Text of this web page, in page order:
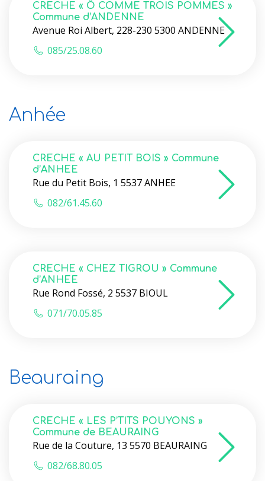
CRECHE « Ô COMME TROIS POMMES »
Commune d’ANDENNE
Avenue Roi Albert, 228-230 5300 ANDENNE
085/25.08.60
Anhée
CRECHE « AU PETIT BOIS » Commune
d’ANHEE
Rue du Petit Bois, 1 5537 ANHEE
082/61.45.60
CRECHE « CHEZ TIGROU » Commune
d’ANHEE
Rue Rond Fossé, 2 5537 BIOUL
071/70.05.85
Beauraing
CRECHE « LES P’TITS POUYONS »
Commune de BEAURAING
Rue de la Couture, 13 5570 BEAURAING
082/68.80.05